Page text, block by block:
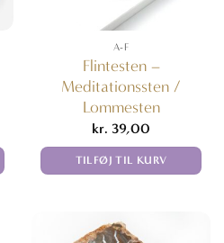
A-F
Flintesten –
Meditationssten /
Lommesten
kr. 39,00
TILFØJ TIL KURV